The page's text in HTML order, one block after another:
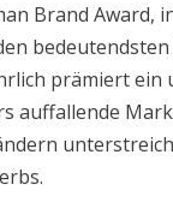
Brand Award,
prämiert
auffallende